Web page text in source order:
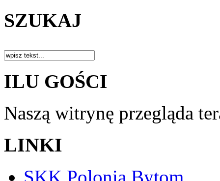
SZUKAJ
ILU GOŚCI
Naszą witrynę przegląda
LINKI
SKK Polonia Bytom